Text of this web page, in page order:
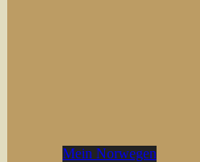
Mein Norwegen